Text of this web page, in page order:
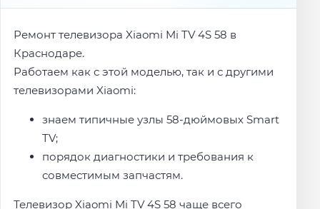
Ремонт телевизора Xiaomi Mi TV 4S 58 в
Краснодаре.
Работаем как с этой моделью, так и с другими
телевизорами Xiaomi:
знаем типичные узлы 58-дюймовых Smart
TV;
порядок диагностики и требования к
совместимым запчастям.
Телевизор Xiaomi Mi TV 4S 58 чаще всего